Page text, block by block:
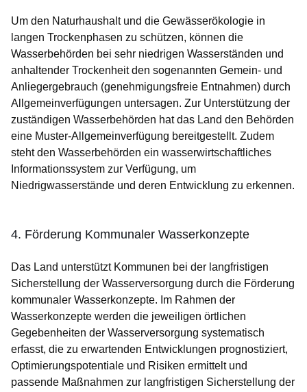
Um den Naturhaushalt und die Gewässerökologie in
langen Trockenphasen zu schützen, können die
Wasserbehörden bei sehr niedrigen Wasserständen und
anhaltender Trockenheit den sogenannten Gemein- und
Anliegergebrauch (genehmigungsfreie Entnahmen) durch
Allgemeinverfügungen untersagen. Zur Unterstützung der
zuständigen Wasserbehörden hat das Land den Behörden
eine Muster-Allgemeinverfügung bereitgestellt. Zudem
steht den Wasserbehörden ein wasserwirtschaftliches
Informationssystem zur Verfügung, um
Niedrigwasserstände und deren Entwicklung zu erkennen.
4. Förderung Kommunaler Wasserkonzepte
Das Land unterstützt Kommunen bei der langfristigen
Sicherstellung der Wasserversorgung durch die Förderung
kommunaler Wasserkonzepte. Im Rahmen der
Wasserkonzepte werden die jeweiligen örtlichen
Gegebenheiten der Wasserversorgung systematisch
erfasst, die zu erwartenden Entwicklungen prognostiziert,
Optimierungspotentiale und Risiken ermittelt und
passende Maßnahmen zur langfristigen Sicherstellung der